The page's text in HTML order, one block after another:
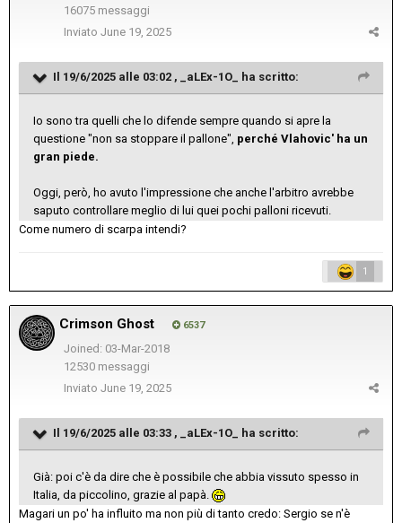
16075 messaggi
Inviato June 19, 2025
Il 19/6/2025 alle 03:02 , _aLEx-1O_ ha scritto:
Io sono tra quelli che lo difende sempre quando si apre la
questione "non sa stoppare il pallone", perché Vlahovic' ha un
gran piede.
Oggi, però, ho avuto l'impressione che anche l'arbitro avrebbe
saputo controllare meglio di lui quei pochi palloni ricevuti.
Come numero di scarpa intendi?
1
Crimson Ghost 6537
Joined: 03-Mar-2018
12530 messaggi
Inviato June 19, 2025
Il 19/6/2025 alle 03:33 , _aLEx-1O_ ha scritto:
Già: poi c'è da dire che è possibile che abbia vissuto spesso in
Italia, da piccolino, grazie al papà.
Magari un po' ha influito ma non più di tanto credo: Sergio se n'è